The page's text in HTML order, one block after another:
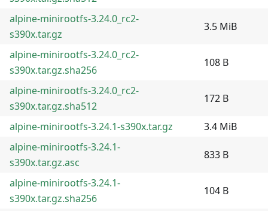
alpine-minirootfs-3.24.0_rc2-
s390x.tar.gz
3.5 MiB
alpine-minirootfs-3.24.0_rc2-
s390x.tar.gz.sha256
108 B
alpine-minirootfs-3.24.0_rc2-
s390x.tar.gz.sha512
172 B
alpine-minirootfs-3.24.1-s390x.tar.gz
3.4 MiB
alpine-minirootfs-3.24.1-
s390x.tar.gz.asc
833 B
alpine-minirootfs-3.24.1-
s390x.tar.gz.sha256
104 B